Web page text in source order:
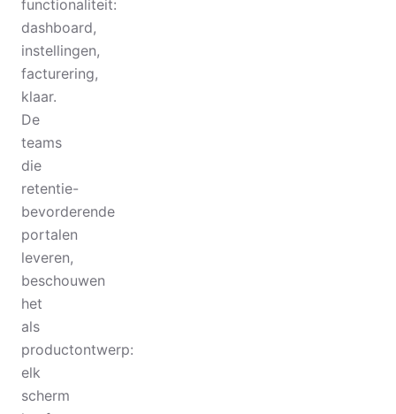
functionaliteit:
dashboard,
instellingen,
facturering,
klaar.
De
teams
die
retentie-
bevorderende
portalen
leveren,
beschouwen
het
als
productontwerp:
elk
scherm